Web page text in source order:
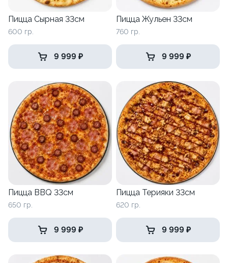
Пицца Сырная 33см
600 гр.
9 999 ₽
Пицца Жульен 33см
760 гр.
9 999 ₽
Пицца BBQ 33см
650 гр.
9 999 ₽
Пицца Терияки 33см
620 гр.
9 999 ₽